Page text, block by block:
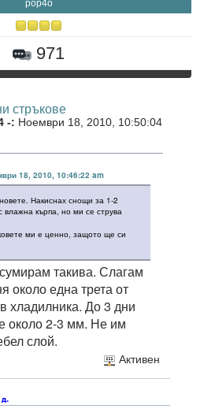
pop4o
971
стръкове
-: Ноември 18, 2010, 10:50:04
18, 2010, 10:46:22 am
Накиснах снощи за 1-2
влажна кърпа, но ми се струва
ми е ценно, защото ще си
такива. Слагам
около една трета от
хладилника. До 3 дни
около 2-3 мм. Не им
слой.
Активен